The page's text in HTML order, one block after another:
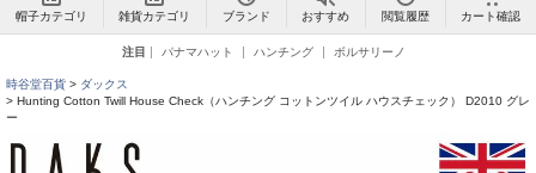
帽子カテゴリ 雑貨カテゴリ ブランド おすすめ 閲覧履歴 カート確認
注目 パナマハット ハンチング ボルサリーノ
時谷堂百貨
ダックス
Hunting Cotton Twill House Check（ハンチング コットンツイル ハウスチェック） D2010 グレ
ー